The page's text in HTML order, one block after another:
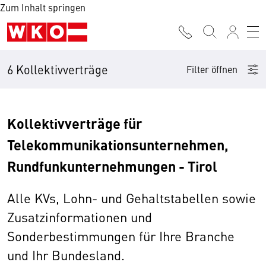
Zum Inhalt springen
6 Kollektivverträge Filter öffnen
Kollektivverträge für
Telekommunikationsunternehmen,
Rundfunkunternehmungen - Tirol
Alle KVs, Lohn- und Gehaltstabellen sowie
Zusatzinformationen und
Sonderbestimmungen für Ihre Branche
und Ihr Bundesland.